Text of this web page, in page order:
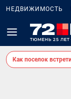
НЕДВИЖИМОСТЬ
Как поселок